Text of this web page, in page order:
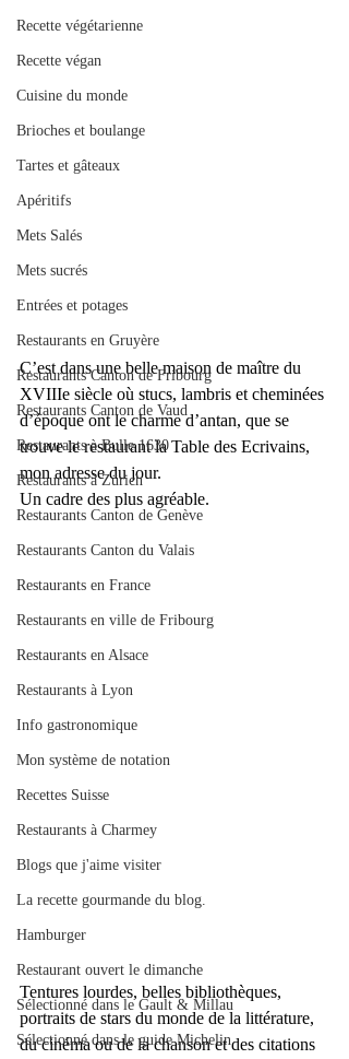
Recette végétarienne
Recette végan
Cuisine du monde
Brioches et boulange
Tartes et gâteaux
Apéritifs
Mets Salés
Mets sucrés
Entrées et potages
Restaurants en Gruyère
Restaurants Canton de Fribourg
Restaurants Canton de Vaud
Restaurants à Bulle 1630
Restaurants à Zürich
Restaurants Canton de Genève
Restaurants Canton du Valais
Restaurants en France
Restaurants en ville de Fribourg
Restaurants en Alsace
Restaurants à Lyon
Info gastronomique
Mon système de notation
Recettes Suisse
Restaurants à Charmey
Blogs que j'aime visiter
La recette gourmande du blog.
Hamburger
Restaurant ouvert le dimanche
Sélectionné dans le Gault & Millau
Sélectionné dans le guide Michelin
C’est dans une belle maison de maître du
XVIIIe siècle où stucs, lambris et cheminées
d’époque ont le charme d’antan, que se
trouve le restaurant la Table des Ecrivains,
mon adresse du jour.
Un cadre des plus agréable.
Tentures lourdes, belles bibliothèques,
portraits de stars du monde de la littérature,
du cinéma ou de la chanson et des citations